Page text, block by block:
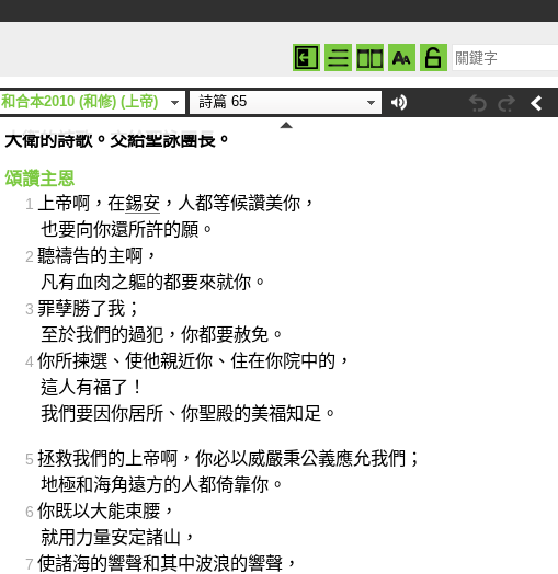
和合本2010 (和修) (上帝) 詩篇 65 詩篇 65
大衛的詩歌。交給聖詠團長。
頌讚主恩
1 上帝啊，在錫安 ，人都等候讚美你，
也要向你還所許的願。
2 聽禱告的主啊，
凡有血肉之軀的都要來就你。
3 罪孽勝了我；
至於我們的過犯，你都要赦免。
4你所揀選、使他親近你、住在你院中的，
這人有福了！
我們要因你居所、你聖殿的美福知足。
5 拯救我們的上帝啊，你必以威嚴秉公義應允我們；
地極和海角遠方的人都倚靠你。
6 你既以大能束腰，
就用力量安定諸山，
7 使諸海的響聲和其中波浪的響聲，